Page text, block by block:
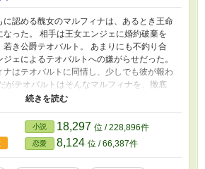
に認める醜女のマルフィナは、あるとき王命
なった。 相手は王女エンジェに婚約破棄を
若き公爵テオバルト。 あまりにも不釣り合
ェによるテオバルトへの嫌がらせだった。
ナはテオバルトに同情し、少しでも彼が報わ
がテオバルトはそんなマルフィナを、徹底
。 その後あるキッカケで美しくなったマル
なる。 だがマルフィナが新婚時代に受けた
はなかった。
小説 18,297 位 / 228,896件
恋愛 8,124 位 / 66,387件